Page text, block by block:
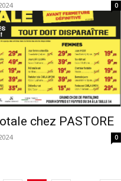
0
chez PASTORE
0